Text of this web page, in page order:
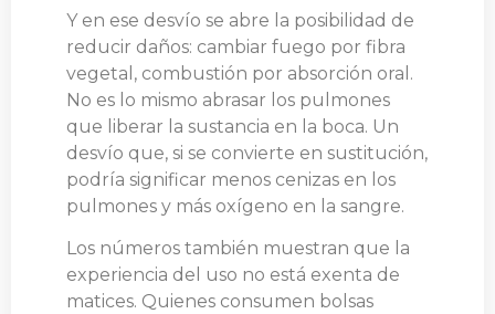
Y en ese desvío se abre la posibilidad de
reducir daños: cambiar fuego por fibra
vegetal, combustión por absorción oral.
No es lo mismo abrasar los pulmones
que liberar la sustancia en la boca. Un
desvío que, si se convierte en sustitución,
podría significar menos cenizas en los
pulmones y más oxígeno en la sangre.
Los números también muestran que la
experiencia del uso no está exenta de
matices. Quienes consumen bolsas